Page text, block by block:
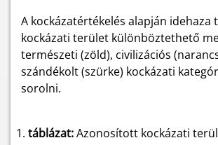
A kockázatértékelés alapján idehaza
kockázati terület különböztethető
természeti (zöld), civilizációs
szándékolt (szürke) kockázati
sorolni.
táblázat:Azonosított kockázati